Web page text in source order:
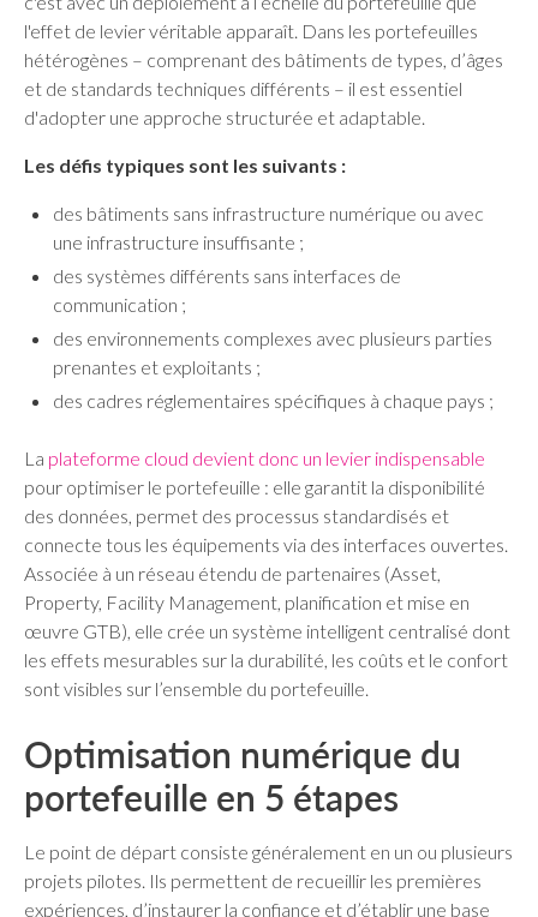
l'effet de levier véritable apparaît. Dans les portefeuilles
hétérogènes – comprenant des bâtiments de types, d’âges
et de standards techniques différents – il est essentiel
d'adopter une approche structurée et adaptable.
Les défis typiques sont les suivants :
des bâtiments sans infrastructure numérique ou avec
une infrastructure insuffisante ;
des systèmes différents sans interfaces de
communication ;
des environnements complexes avec plusieurs parties
prenantes et exploitants ;
des cadres réglementaires spécifiques à chaque pays ;
La plateforme cloud devient donc un levier indispensable
pour optimiser le portefeuille : elle garantit la disponibilité
des données, permet des processus standardisés et
connecte tous les équipements via des interfaces ouvertes.
Associée à un réseau étendu de partenaires (Asset,
Property, Facility Management, planification et mise en
œuvre GTB), elle crée un système intelligent centralisé dont
les effets mesurables sur la durabilité, les coûts et le confort
sont visibles sur l’ensemble du portefeuille.
Optimisation numérique du
portefeuille en 5 étapes
Le point de départ consiste généralement en un ou plusieurs
projets pilotes. Ils permettent de recueillir les premières
expériences, d’instaurer la confiance et d’établir une base